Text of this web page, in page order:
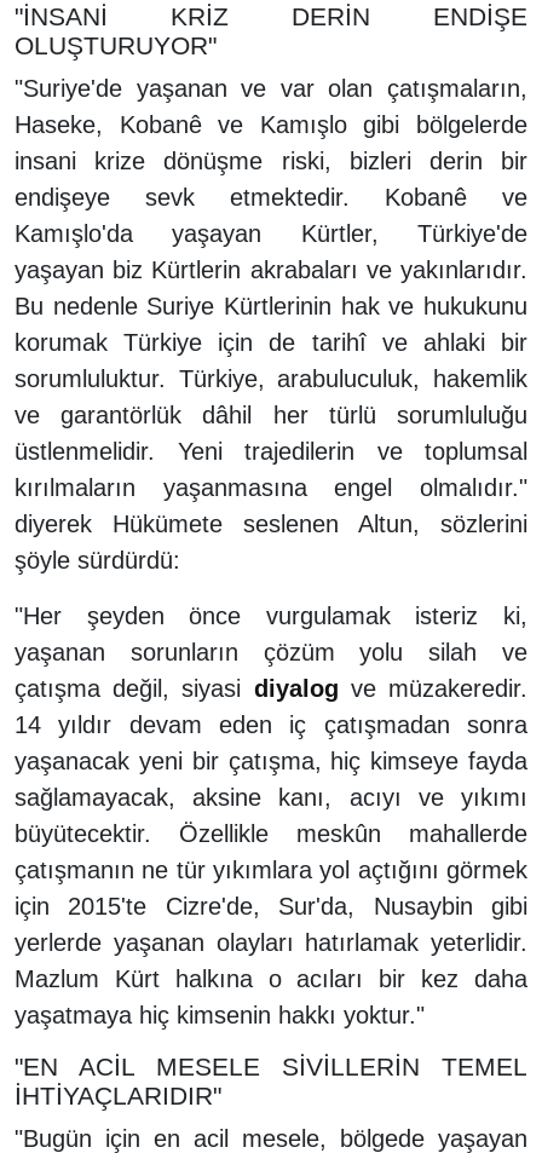
"İNSANİ KRİZ DERİN ENDİŞE
OLUŞTURUYOR"
"Suriye'de yaşanan ve var olan çatışmaların,
Haseke, Kobanê ve Kamışlo gibi bölgelerde
insani krize dönüşme riski, bizleri derin bir
endişeye sevk etmektedir. Kobanê ve
Kamışlo'da yaşayan Kürtler, Türkiye'de
yaşayan biz Kürtlerin akrabaları ve yakınlarıdır.
Bu nedenle Suriye Kürtlerinin hak ve hukukunu
korumak Türkiye için de tarihî ve ahlaki bir
sorumluluktur. Türkiye, arabuluculuk, hakemlik
ve garantörlük dâhil her türlü sorumluluğu
üstlenmelidir. Yeni trajedilerin ve toplumsal
kırılmaların yaşanmasına engel olmalıdır."
diyerek Hükümete seslenen Altun, sözlerini
şöyle sürdürdü:
"Her şeyden önce vurgulamak isteriz ki,
yaşanan sorunların çözüm yolu silah ve
çatışma değil, siyasi diyalog ve müzakeredir.
14 yıldır devam eden iç çatışmadan sonra
yaşanacak yeni bir çatışma, hiç kimseye fayda
sağlamayacak, aksine kanı, acıyı ve yıkımı
büyütecektir. Özellikle meskûn mahallerde
çatışmanın ne tür yıkımlara yol açtığını görmek
için 2015'te Cizre'de, Sur'da, Nusaybin gibi
yerlerde yaşanan olayları hatırlamak yeterlidir.
Mazlum Kürt halkına o acıları bir kez daha
yaşatmaya hiç kimsenin hakkı yoktur."
"EN ACİL MESELE SİVİLLERİN TEMEL
İHTİYAÇLARIDIR"
"Bugün için en acil mesele, bölgede yaşayan